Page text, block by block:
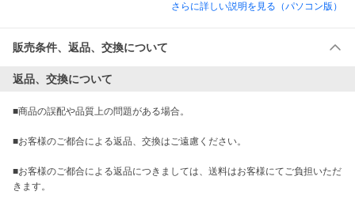
さらに詳しい説明を見る（パソコン版）
販売条件、返品、交換について
返品、交換について
■商品の誤配や品質上の問題がある場合。
■お客様のご都合による返品、交換はご遠慮ください。
■お客様のご都合による返品につきましては、送料はお客様にてご負担いただ
きます。